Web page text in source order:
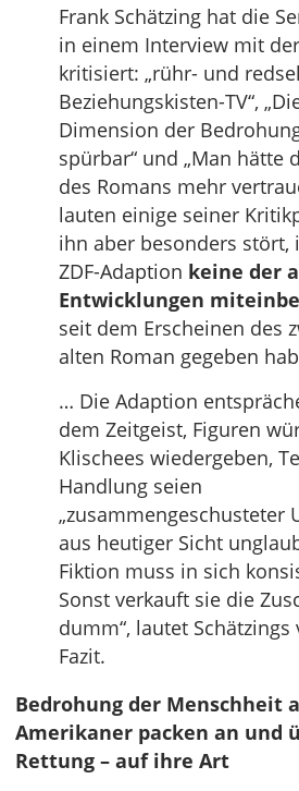
Frank Schätzing hat die
in einem Interview mit der
kritisiert: „rühr- und
Beziehungskisten-TV“,
Dimension der
spürbar“ und „Man hätte
des Romans mehr
lauten einige seiner
ihn aber besonders stört,
ZDF-Adaption keine der
Entwicklungen
seit dem Erscheinen des
alten Roman gegeben
… Die Adaption
dem Zeitgeist, Figuren
Klischees wiedergeben,
Handlung seien
„zusammengeschusteter
aus heutiger Sicht
Fiktion muss in sich
Sonst verkauft sie die
dumm“, lautet
Fazit.
Bedrohung der Menschheit
Amerikaner packen an und
Rettung – auf ihre Art